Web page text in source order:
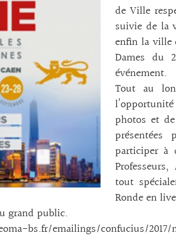
de Ville
suivie de la
enfin la ville
Dames du
événement.
Tout au
photos et
participer à
tout
Ronde en
grand public.
bs.fr/emailings/confucius/